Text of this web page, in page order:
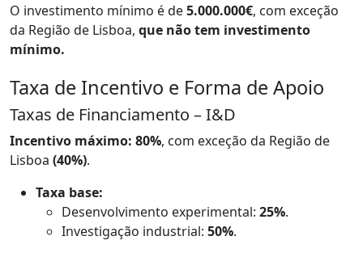
O investimento mínimo é de5.000.000€, com exceção
da Região de Lisboa, que não tem investimento
mínimo.
Taxa de Incentivo e Forma de Apoio
Taxas de Financiamento – I&D
Incentivo máximo: 80%, com exceção da Região de
Lisboa (40%).
Taxa base:
Desenvolvimento experimental: 25%.
Investigação industrial: 50%.